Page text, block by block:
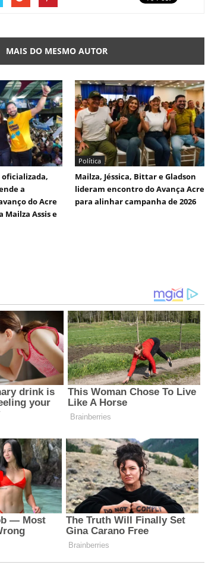
MAIS DO MESMO AUTOR
a
do Acre
Mailza Assis e
Política
Mailza, Jéssica, Bittar e Gladson
lideram encontro do Avança Acre
para alinhar campanha de 2026